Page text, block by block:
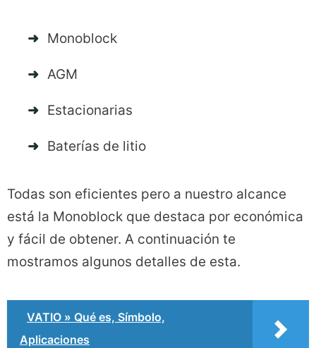
Monoblock
AGM
Estacionarias
Baterías de litio
Todas son eficientes pero a nuestro alcance
está la Monoblock que destaca por económica
y fácil de obtener. A continuación te
mostramos algunos detalles de esta.
VATIO » Qué es, Símbolo,
Aplicaciones